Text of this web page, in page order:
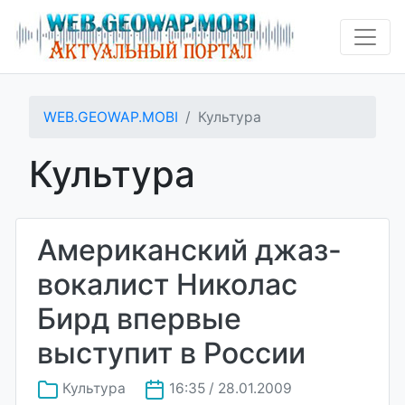
WEB.GEOWAP.MOBI Культура
Культура
Американский джаз-
вокалист Николас
Бирд впервые
выступит в России
Культура 16:35 / 28.01.2009